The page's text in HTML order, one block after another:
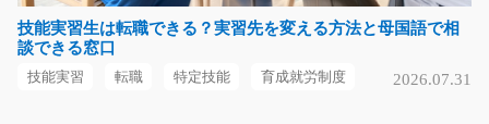
0
急募
ピカピカ新工場での勤務！！クルマ部品の加工です☆機
械にセットしてボタン…
技能実習生は転職できる？実習先を変える方法と母国語で相
談できる窓口
技能実習 転職 特定技能 育成就労制度 2026.07.31